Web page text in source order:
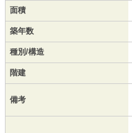
面積
築年数
種別/構造
階建
備考